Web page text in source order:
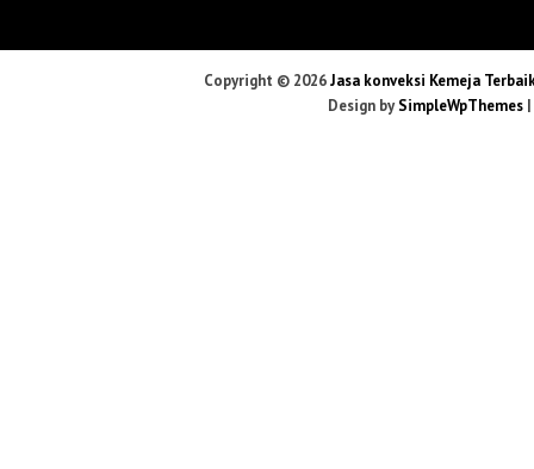
Copyright © 2026Jasa konveksi Kemeja
Design bySimpleWpThemes